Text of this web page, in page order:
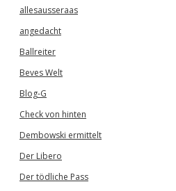
allesausseraas
angedacht
Ballreiter
Beves Welt
Blog-G
Check von hinten
Dembowski ermittelt
Der Libero
Der tödliche Pass